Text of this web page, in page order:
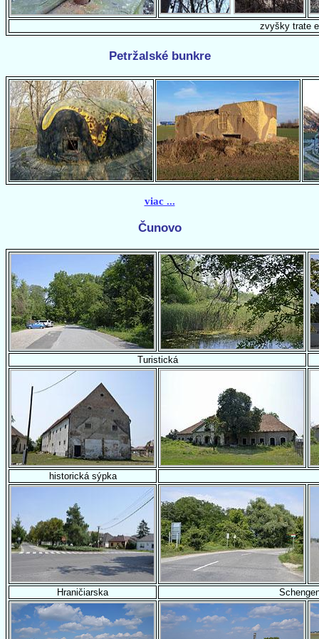
zvyšky trate
Petržalské bunkre
viac ...
Čunovo
Turistická
historická sýpka
Hraničiarska